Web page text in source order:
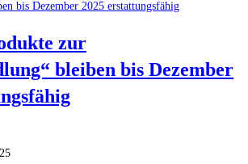
zur
bleiben bis Dezember